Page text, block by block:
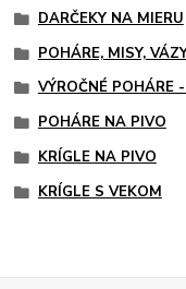
DARČEKY NA MIERU
POHÁRE, MISY,
VÝROČNÉ POHÁRE
POHÁRE NA PIVO
KRÍGLE NA PIVO
KRÍGLE S VEKOM